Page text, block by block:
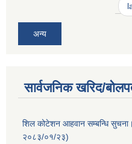
अन्य
सार्वजनिक खरिद/
शिल कोटेशन आहवान सम्बन्धि
२०८३/०१/२३)